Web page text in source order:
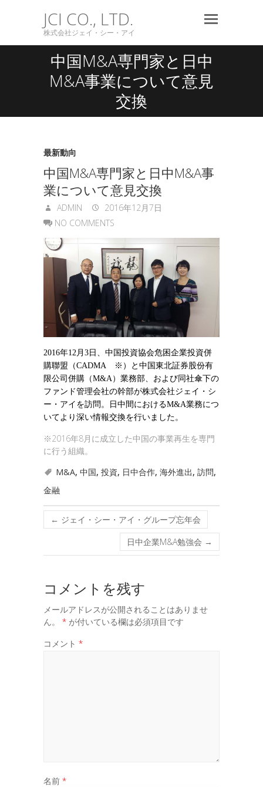
JCI CO., LTD.
株式会社ジェイ・シー・アイ
中国M&A専門家と日中
M&A事業について意見
交換
最新動向
中国M&A専門家と日中M&A事
業について意見交換
ADMIN
2016年12月7日
NO COMMENTS
2016年12 月 3日、中国投資協会危困企業投資併
購聯盟（CADMA ※）と中国東北証券股份有
限公司併購（M&A ）業務部、および同社傘下の
ファンド管理会社の幹部が株式会社ジェイ・シ
ー・アイを訪問。日中間におけるM&A業務につ
いてより深い情報交換を行いました。
※2016年8月に成立した中国の事業再生を専門
に行う組織。
M&A, 中国, 投資, 日中合作, 海外進出, 訪問,
金融
← ジェイ・シー・アイ・グループ忘年会
日中企業M&A勉強会 →
コメントを残す
メールアドレスが公開されることはありませ
ん。
* が付いている欄は必須項目です
コメント *
名前 *